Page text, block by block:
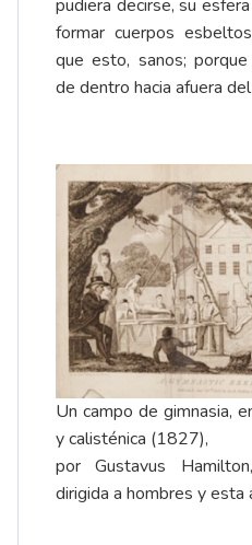
pudiera decirse, su
formar cuerpos
que esto, sanos;
de dentro hacia afuera
Un campo de gimnasia,
y calisténica (1827),
por Gustavus
dirigida a hombres y esta